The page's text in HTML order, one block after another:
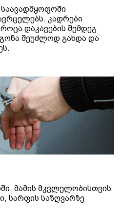
საავადმყოფოში
კადრები
დაკავების შემდეგ
შეუძლოდ გახდა და
მამის მკვლელობისთვის
სარფის საზღვარზე